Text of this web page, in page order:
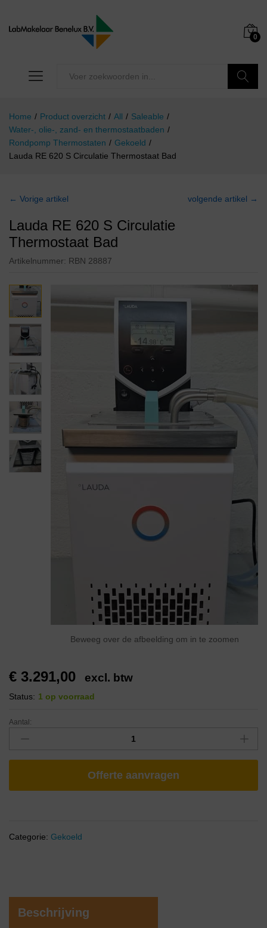
0
Home / Product overzicht / All / Saleable /
Water-, olie-, zand- en thermostaatbaden /
Rondpomp Thermostaten / Gekoeld /
Lauda RE 620 S Circulatie Thermostaat Bad
← Vorige artikel volgende artikel →
Lauda RE 620 S Circulatie
Thermostaat Bad
Artikelnummer: RBN 28887
Beweeg over de afbeelding om in te zoomen
€ 3.291,00 excl. btw
Status: 1 op voorraad
Aantal:
Offerte aanvragen
Categorie: Gekoeld
Beschrijving